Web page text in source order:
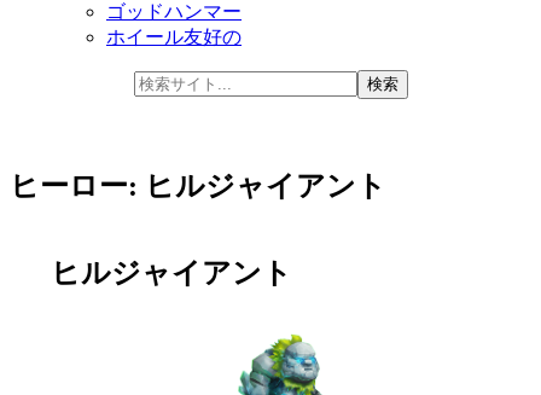
ゴッドハンマー
ホイール友好の
ヒーロー: ヒルジャイアント
ヒルジャイアント